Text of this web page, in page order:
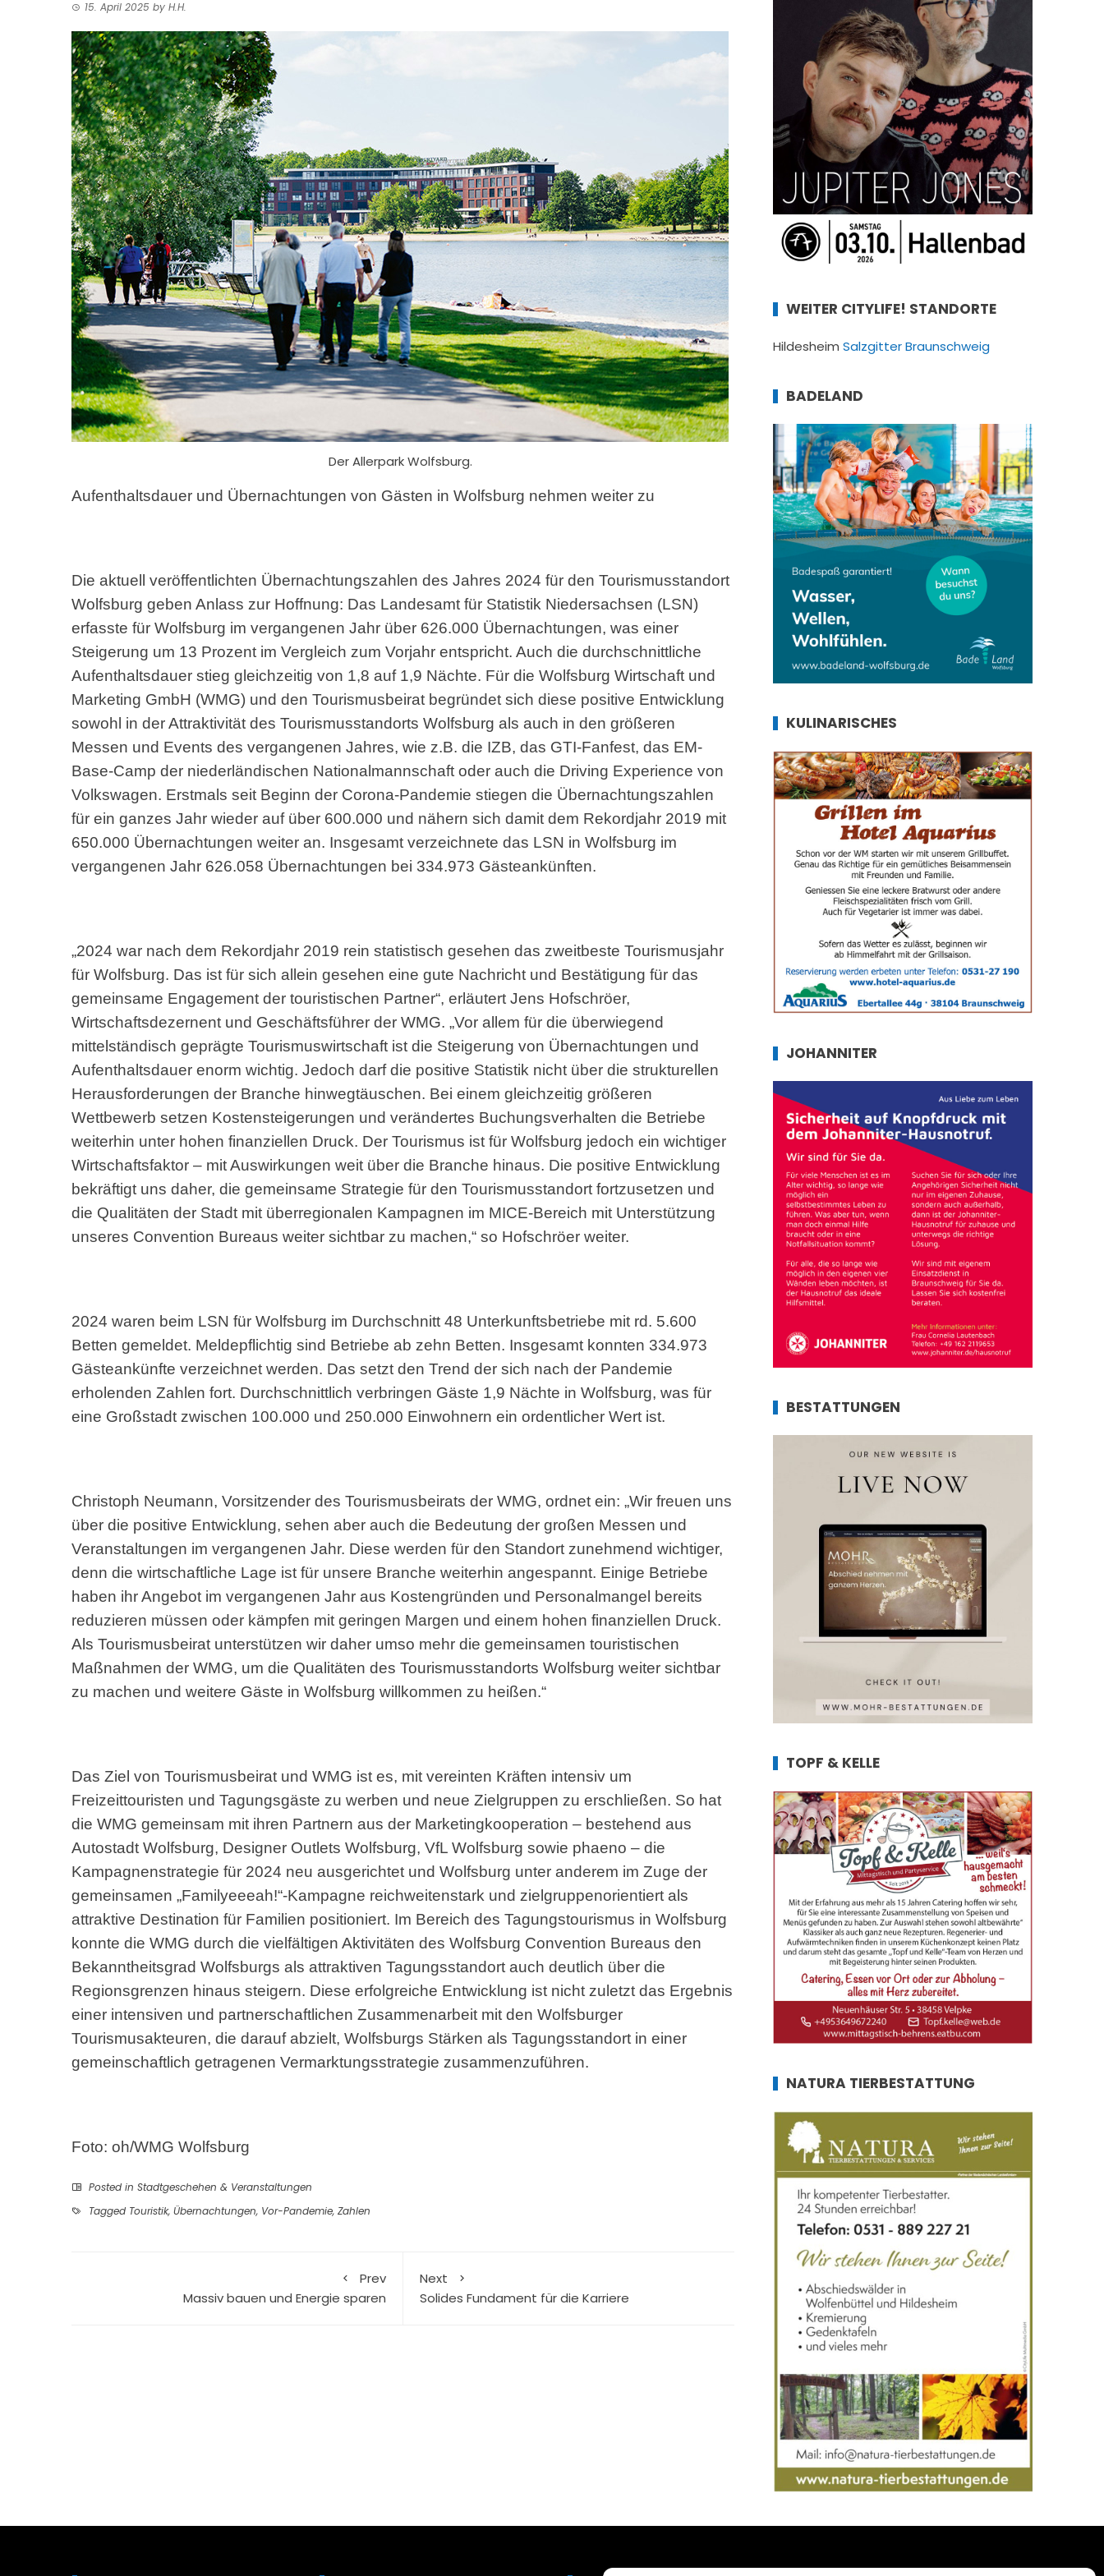
15. April 2025 by H.H.
Der Allerpark Wolfsburg.
Aufenthaltsdauer und Übernachtungen von Gästen in Wolfsburg nehmen weiter zu
Die aktuell veröffentlichten Übernachtungszahlen des Jahres 2024 für den Tourismusstandort
Wolfsburg geben Anlass zur Hoffnung: Das Landesamt für Statistik Niedersachsen (LSN)
erfasste für Wolfsburg im vergangenen Jahr über 626.000 Übernachtungen, was einer
Steigerung um 13 Prozent im Vergleich zum Vorjahr entspricht. Auch die durchschnittliche
Aufenthaltsdauer stieg gleichzeitig von 1,8 auf 1,9 Nächte. Für die Wolfsburg Wirtschaft und
Marketing GmbH (WMG) und den Tourismusbeirat begründet sich diese positive Entwicklung
sowohl in der Attraktivität des Tourismusstandorts Wolfsburg als auch in den größeren
Messen und Events des vergangenen Jahres, wie z.B. die IZB, das GTI-Fanfest, das EM-
Base-Camp der niederländischen Nationalmannschaft oder auch die Driving Experience von
Volkswagen. Erstmals seit Beginn der Corona-Pandemie stiegen die Übernachtungszahlen
für ein ganzes Jahr wieder auf über 600.000 und nähern sich damit dem Rekordjahr 2019 mit
650.000 Übernachtungen weiter an. Insgesamt verzeichnete das LSN in Wolfsburg im
vergangenen Jahr 626.058 Übernachtungen bei 334.973 Gästeankünften.
„2024 war nach dem Rekordjahr 2019 rein statistisch gesehen das zweitbeste Tourismusjahr
für Wolfsburg. Das ist für sich allein gesehen eine gute Nachricht und Bestätigung für das
gemeinsame Engagement der touristischen Partner“, erläutert Jens Hofschröer,
Wirtschaftsdezernent und Geschäftsführer der WMG. „Vor allem für die überwiegend
mittelständisch geprägte Tourismuswirtschaft ist die Steigerung von Übernachtungen und
Aufenthaltsdauer enorm wichtig. Jedoch darf die positive Statistik nicht über die strukturellen
Herausforderungen der Branche hinwegtäuschen. Bei einem gleichzeitig größeren
Wettbewerb setzen Kostensteigerungen und verändertes Buchungsverhalten die Betriebe
weiterhin unter hohen finanziellen Druck. Der Tourismus ist für Wolfsburg jedoch ein wichtiger
Wirtschaftsfaktor – mit Auswirkungen weit über die Branche hinaus. Die positive Entwicklung
bekräftigt uns daher, die gemeinsame Strategie für den Tourismusstandort fortzusetzen und
die Qualitäten der Stadt mit überregionalen Kampagnen im MICE-Bereich mit Unterstützung
unseres Convention Bureaus weiter sichtbar zu machen,“ so Hofschröer weiter.
2024 waren beim LSN für Wolfsburg im Durchschnitt 48 Unterkunftsbetriebe mit rd. 5.600
Betten gemeldet. Meldepflichtig sind Betriebe ab zehn Betten. Insgesamt konnten 334.973
Gästeankünfte verzeichnet werden. Das setzt den Trend der sich nach der Pandemie
erholenden Zahlen fort. Durchschnittlich verbringen Gäste 1,9 Nächte in Wolfsburg, was für
eine Großstadt zwischen 100.000 und 250.000 Einwohnern ein ordentlicher Wert ist.
Christoph Neumann, Vorsitzender des Tourismusbeirats der WMG, ordnet ein: „Wir freuen uns
über die positive Entwicklung, sehen aber auch die Bedeutung der großen Messen und
Veranstaltungen im vergangenen Jahr. Diese werden für den Standort zunehmend wichtiger,
denn die wirtschaftliche Lage ist für unsere Branche weiterhin angespannt. Einige Betriebe
haben ihr Angebot im vergangenen Jahr aus Kostengründen und Personalmangel bereits
reduzieren müssen oder kämpfen mit geringen Margen und einem hohen finanziellen Druck.
Als Tourismusbeirat unterstützen wir daher umso mehr die gemeinsamen touristischen
Maßnahmen der WMG, um die Qualitäten des Tourismusstandorts Wolfsburg weiter sichtbar
zu machen und weitere Gäste in Wolfsburg willkommen zu heißen.“
Das Ziel von Tourismusbeirat und WMG ist es, mit vereinten Kräften intensiv um
Freizeittouristen und Tagungsgäste zu werben und neue Zielgruppen zu erschließen. So hat
die WMG gemeinsam mit ihren Partnern aus der Marketingkooperation – bestehend aus
Autostadt Wolfsburg, Designer Outlets Wolfsburg, VfL Wolfsburg sowie phaeno – die
Kampagnenstrategie für 2024 neu ausgerichtet und Wolfsburg unter anderem im Zuge der
gemeinsamen „Familyeeeah!“-Kampagne reichweitenstark und zielgruppenorientiert als
attraktive Destination für Familien positioniert. Im Bereich des Tagungstourismus in Wolfsburg
konnte die WMG durch die vielfältigen Aktivitäten des Wolfsburg Convention Bureaus den
Bekanntheitsgrad Wolfsburgs als attraktiven Tagungsstandort auch deutlich über die
Regionsgrenzen hinaus steigern. Diese erfolgreiche Entwicklung ist nicht zuletzt das Ergebnis
einer intensiven und partnerschaftlichen Zusammenarbeit mit den Wolfsburger
Tourismusakteuren, die darauf abzielt, Wolfsburgs Stärken als Tagungsstandort in einer
gemeinschaftlich getragenen Vermarktungsstrategie zusammenzuführen.
Foto: oh/WMG Wolfsburg
Posted in Stadtgeschehen & Veranstaltungen
Tagged Touristik, Übernachtungen, Vor-Pandemie, Zahlen
Prev
Massiv bauen und Energie sparen
Next
Solides Fundament für die Karriere
WEITER CITYLIFE! STANDORTE
Hildesheim SalzgitterBraunschweig
BADELAND
KULINARISCHES
JOHANNITER
BESTATTUNGEN
TOPF & KELLE
NATURA TIERBESTATTUNG